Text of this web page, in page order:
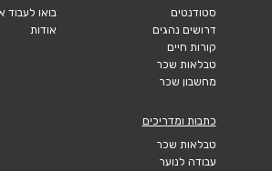
סטודנטים
דרושים נהגים
קורות חיים
טבלאות שכר
מחשבון שכר
בואו לעבוד
אודות
כתבות ומדריכים
טבלאות שכר
עבודה לנוער